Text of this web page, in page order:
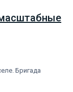
Бригада